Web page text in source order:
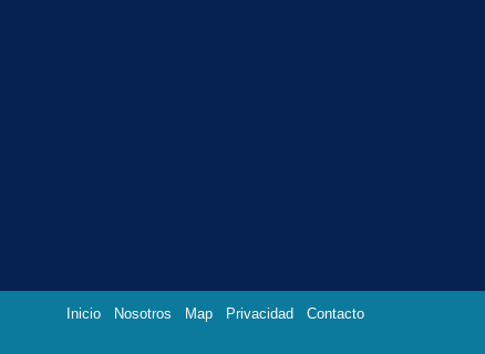
Inicio Nosotros Map Privacidad Contacto